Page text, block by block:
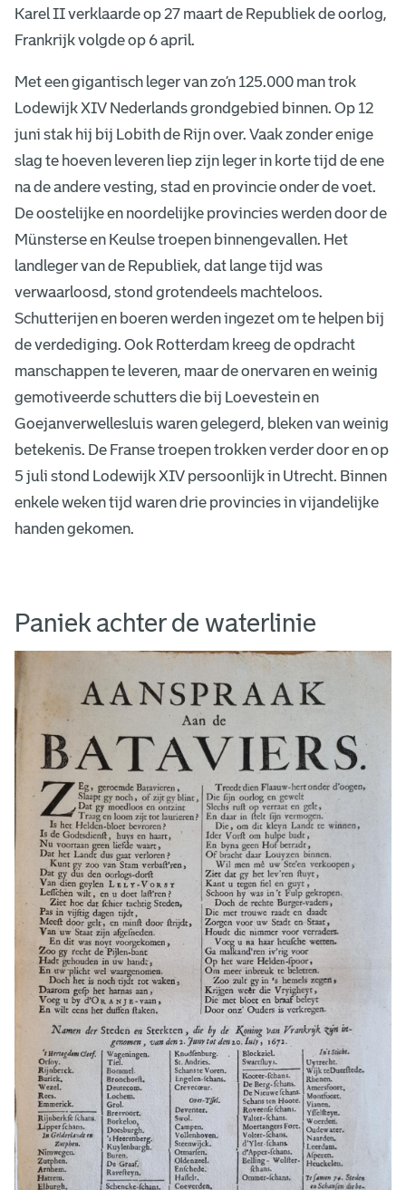
Karel II verklaarde op 27 maart de Republiek de oorlog,
Frankrijk volgde op 6 april.
Met een gigantisch leger van zo’n 125.000 man trok
Lodewijk XIV Nederlands grondgebied binnen. Op 12
juni stak hij bij Lobith de Rijn over. Vaak zonder enige
slag te hoeven leveren liep zijn leger in korte tijd de ene
na de andere vesting, stad en provincie onder de voet.
De oostelijke en noordelijke provincies werden door de
Münsterse en Keulse troepen binnengevallen. Het
landleger van de Republiek, dat lange tijd was
verwaarloosd, stond grotendeels machteloos.
Schutterijen en boeren werden ingezet om te helpen bij
de verdediging. Ook Rotterdam kreeg de opdracht
manschappen te leveren, maar de onervaren en weinig
gemotiveerde schutters die bij Loevestein en
Goejanverwellesluis waren gelegerd, bleken van weinig
betekenis. De Franse troepen trokken verder door en op
5 juli stond Lodewijk XIV persoonlijk in Utrecht. Binnen
enkele weken tijd waren drie provincies in vijandelijke
handen gekomen.
Paniek achter de waterlinie